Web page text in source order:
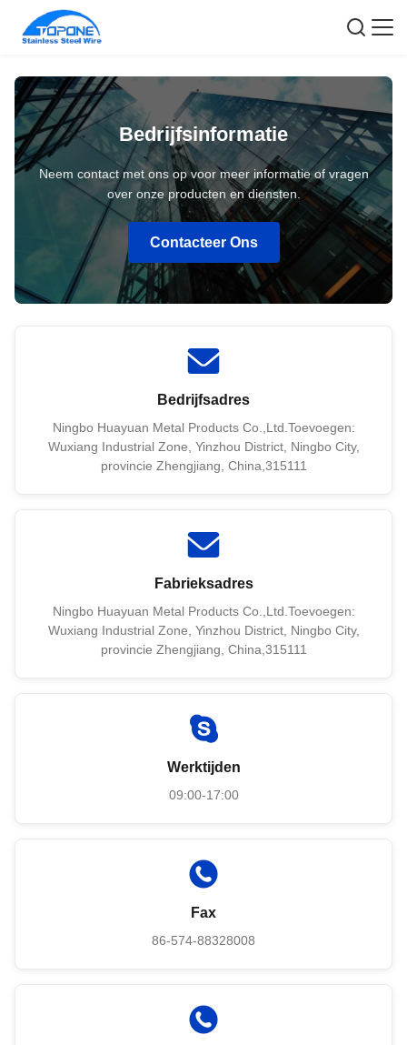
Bedrijfsinformatie
Neem contact met ons op voor meer informatie of vragen
over onze producten en diensten.
Contacteer Ons
Bedrijfsadres
Ningbo Huayuan Metal Products Co.,Ltd.Toevoegen:
Wuxiang Industrial Zone, Yinzhou District, Ningbo City,
provincie Zhengjiang, China,315111
Fabrieksadres
Ningbo Huayuan Metal Products Co.,Ltd.Toevoegen:
Wuxiang Industrial Zone, Yinzhou District, Ningbo City,
provincie Zhengjiang, China,315111
Werktijden
09:00-17:00
Fax
86-574-88328008